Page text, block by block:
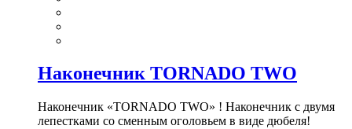
Наконечник TORNADO TWO
Наконечник «TORNADO TWO» ! Наконечник с двумя
лепестками со сменным оголовьем в виде дюбеля!